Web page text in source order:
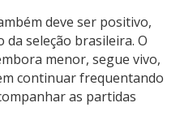
deve ser positivo,
da seleção brasileira. O
menor, segue vivo,
continuar frequentando
as partidas